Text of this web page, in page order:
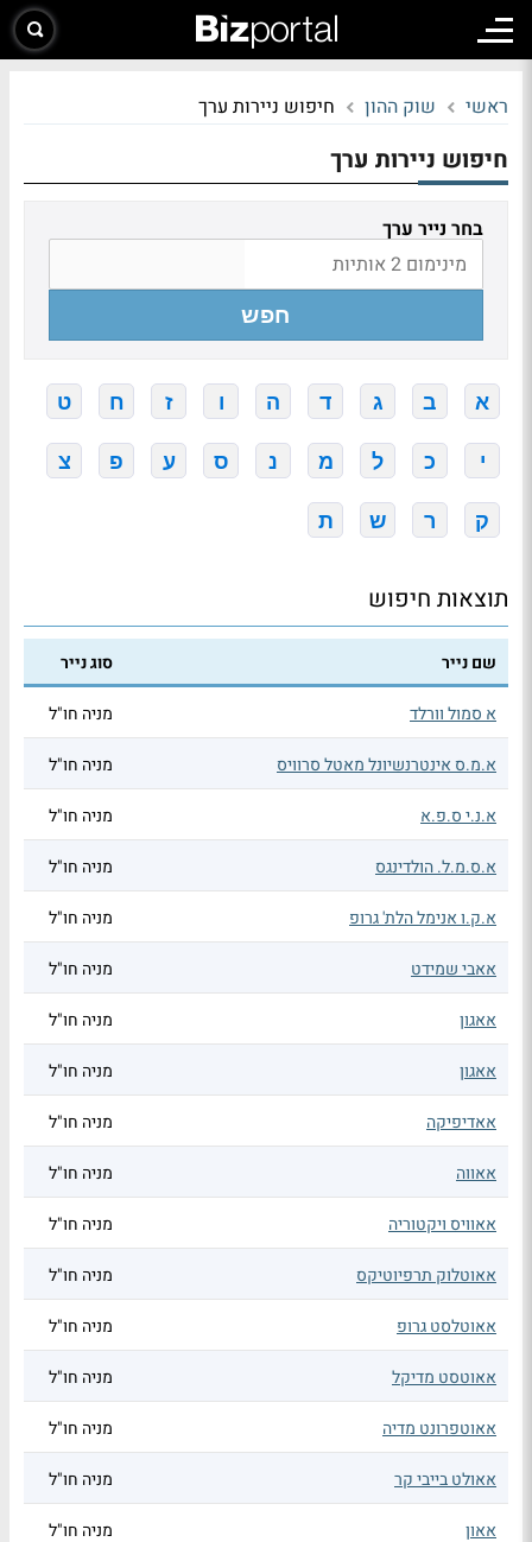
ראשי שוק ההון חיפוש ניירות ערך
חיפוש ניירות ערך
בחר נייר ערך
חפש
א ב ג ד ה ו ז ח ט
י כ ל מ נ ס ע פ צ
ק ר ש ת
תוצאות חיפוש
שם נייר סוג נייר
א סמול וורלד מניה חו"ל
א.מ.ס אינטרנשיונל מאטל סרוויס מניה חו"ל
א.נ.י ס.פ.א מניה חו"ל
א.ס.מ.ל. הולדינגס מניה חו"ל
א.ק.ו אנימל הלת' גרופ מניה חו"ל
אאבי שמידט מניה חו"ל
אאגון מניה חו"ל
אאגון מניה חו"ל
אאדיפיקה מניה חו"ל
אאווה מניה חו"ל
אאוויס ויקטוריה מניה חו"ל
אאוטלוק תרפיוטיקס מניה חו"ל
אאוטלסט גרופ מניה חו"ל
אאוטסט מדיקל מניה חו"ל
אאוטפרונט מדיה מניה חו"ל
אאולט בייבי קר מניה חו"ל
אאון מניה חו"ל